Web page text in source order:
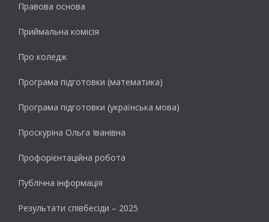
Правова основа
Приймальна комісія
Про коледж
Програма підготовки (математика)
Програма підготовки (українська мова)
Проскуріна Ольга Іванівна
Профорієнтаційна робота
Публічна інформація
Результати cпівбесіди – 2025